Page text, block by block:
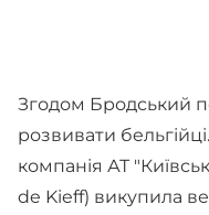
Згодом Бродський
розвивати
компанія АТ
de Kieff) викупила